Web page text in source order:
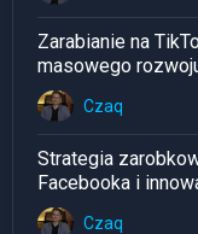
Zarabianie na
masowego
Czaq
Strategia
Facebooka i
Czaq